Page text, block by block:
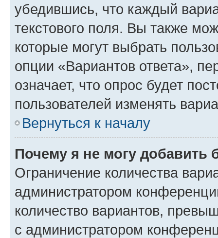
убедившись, что каждый
текстового поля. Вы также
которые могут выбрать
опции «Вариантов ответа»,
означает, что опрос будет
пользователей изменять
Вернуться к началу
Почему я не могу добавить
Ограничение количества
администратором
количество вариантов,
с администратором